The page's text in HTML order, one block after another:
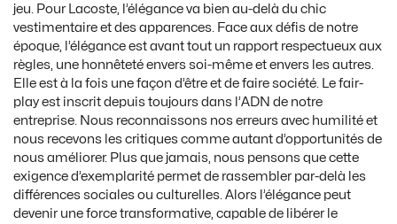
jeu. Pour Lacoste, l’élégance va bien au-delà du chic
vestimentaire et des apparences. Face aux défis de notre
époque, l’élégance est avant tout un rapport respectueux aux
règles, une honnêteté envers soi-même et envers les autres.
Elle est à la fois une façon d’être et de faire société. Le fair-
play est inscrit depuis toujours dans l’ADN de notre
entreprise. Nous reconnaissons nos erreurs avec humilité et
nous recevons les critiques comme autant d’opportunités de
nous améliorer. Plus que jamais, nous pensons que cette
exigence d’exemplarité permet de rassembler par-delà les
différences sociales ou culturelles. Alors l’élégance peut
devenir une force transformative, capable de libérer le